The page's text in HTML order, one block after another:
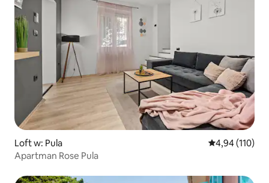
Loft w: Pula Średnia
4,94 (110)
Apartman Rose Pula